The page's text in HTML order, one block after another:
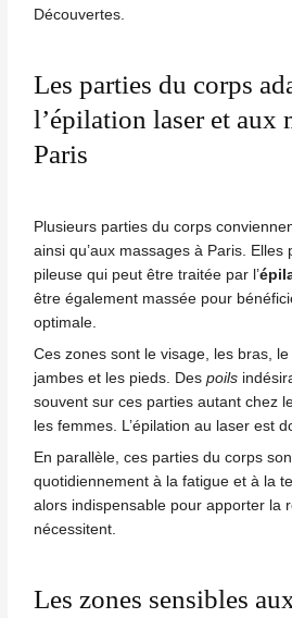
Découvertes.
Les parties du corps
l’épilation laser et aux
Paris
Plusieurs parties du corps
ainsi qu’aux massages à Paris. Elles
pileuse qui peut être traitée par l’
être également massée pour
optimale.
Ces zones sont levisage , les bras,
jambes et les pieds. Despoils
souvent sur ces parties autant chez
les femmes. L’épilation au laser est
En parallèle, ces parties du corps
quotidiennement à la fatigue et à la
alors indispensable pour apporter la
nécessitent.
Les zones sensibles